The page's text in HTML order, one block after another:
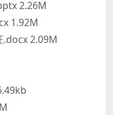
2.26M
1.92M
2.09M